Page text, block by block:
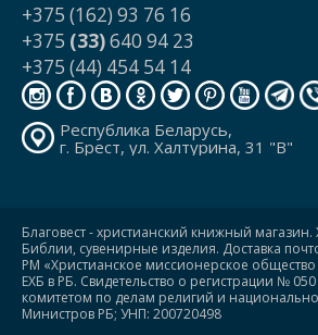
+375 (162) 93 76 16
+375 (33)640 94 23
+375 (44) 454 54 14
Республика Беларусь,
г. Брест, ул. Халтурина, 31 "В"
Благовест - христианский книжный магазин.
Библии, сувенирные изделия. Доставка
РМ «Христианское миссионерское общество
ЕХБ в РБ. Свидетельство о регистрации №
комитетом по делам религий и
Министров РБ; УНП: 200720498